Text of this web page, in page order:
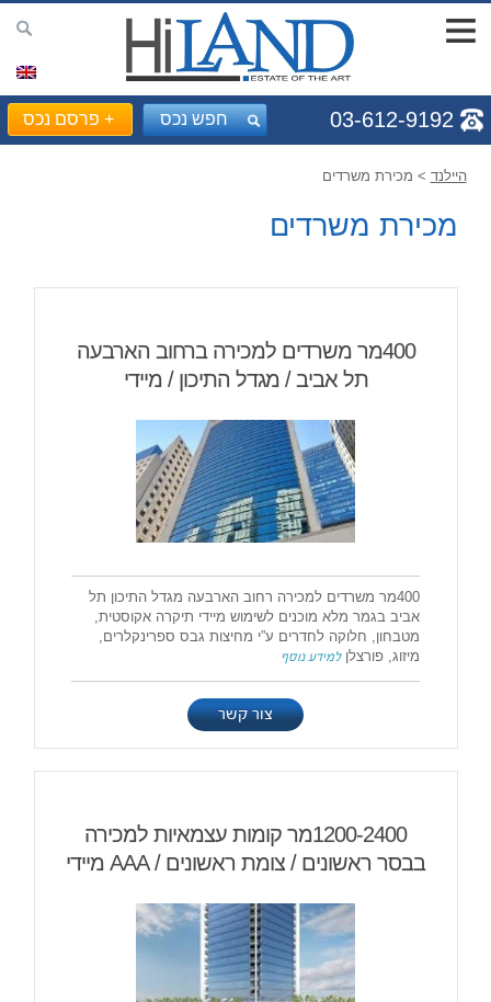
03-612-9192
+ פרסם נכס חפש נכס
היילנד > מכירת משרדים
מכירת משרדים
400מר משרדים למכירה ברחוב הארבעה
תל אביב / מגדל התיכון / מיידי
400מר משרדים למכירה רחוב הארבעה מגדל התיכון תל
אביב בגמר מלא מוכנים לשימוש מיידי תיקרה אקוסטית,
מטבחון, חלוקה לחדרים ע”י מחיצות גבס ספרינקלרים,
מיזוג, פורצלןלמידע נוסף
צור קשר
1200-2400מר קומות עצמאיות למכירה
בבסר ראשונים / צומת ראשונים / AAA מיידי